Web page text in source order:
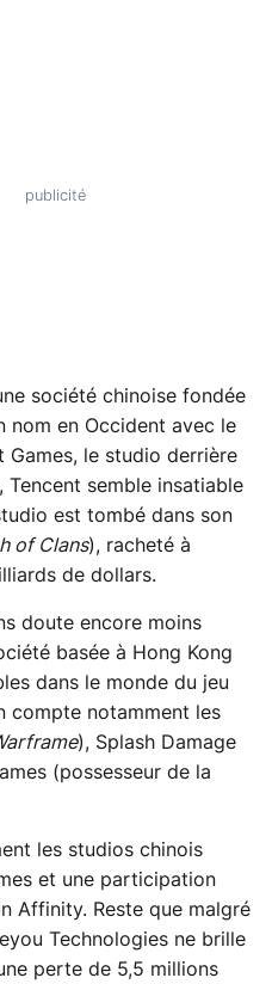
société chinoise fondée
nom en Occident avec le
Games, le studio derrière
Tencent semble insatiable
est tombé dans son
of Clans), racheté à
de dollars.
doute encore moins
basée à Hong Kong
dans le monde du jeu
compte notamment les
), Splash Damage
(possesseur de la
les studios chinois
et une participation
Affinity. Reste que malgré
Technologies ne brille
perte de 5,5 millions